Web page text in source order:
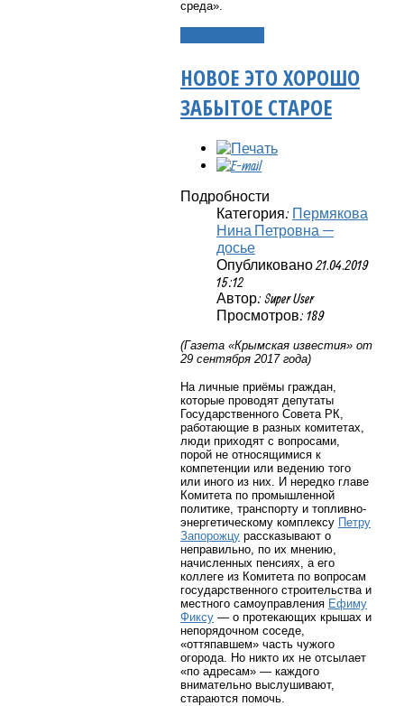
среда».
НОВОЕ ЭТО ХОРОШО
ЗАБЫТОЕ СТАРОЕ
Подробности
Категория: Пермякова
Нина Петровна —
досье
Опубликовано 21.04.2019
15:12
Автор: Super User
Просмотров: 189
(Газета «Крымская известия» от
29 сентября 2017 года)
На личные приёмы граждан,
которые проводят депутаты
Государственного Совета РК,
работающие в разных комитетах,
люди приходят с вопросами,
порой не относящимися к
компетенции или ведению того
или иного из них. И нередко главе
Комитета по промышленной
политике, транспорту и топливно-
энергетическому комплексу Петру
Запорожцу рассказывают о
неправильно, по их мнению,
начисленных пенсиях, а его
коллеге из Комитета по вопросам
государственного строительства и
местного самоуправления Ефиму
Фиксу — о протекающих крышах и
непорядочном соседе,
«оттяпавшем» часть чужого
огорода. Но никто их не отсылает
«по адресам» — каждого
внимательно выслушивают,
стараются помочь.